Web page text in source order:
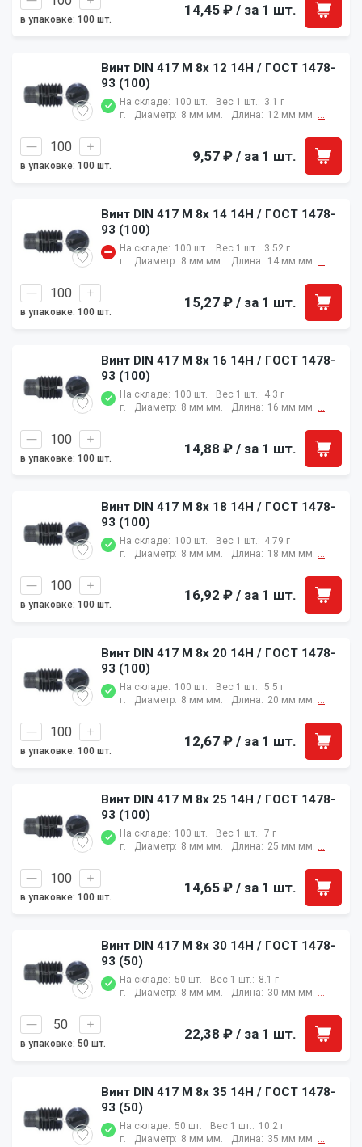
в упаковке: 100 шт.
14,45 ₽ / за 1 шт.
Винт DIN 417 M 8x 12 14H / ГОСТ 1478-
93 (100)
На складе: 100 шт. Вес 1 шт.: 3.1 г
г.
Диаметр: 8 мм мм. Длина: 12 мм мм. ...
в упаковке: 100 шт.
9,57 ₽ / за 1 шт.
Винт DIN 417 M 8x 14 14H / ГОСТ 1478-
93 (100)
На складе: 100 шт. Вес 1 шт.: 3.52 г
г.
Диаметр: 8 мм мм. Длина: 14 мм мм. ...
в упаковке: 100 шт.
15,27 ₽ / за 1 шт.
Винт DIN 417 M 8x 16 14H / ГОСТ 1478-
93 (100)
На складе: 100 шт. Вес 1 шт.: 4.3 г
г.
Диаметр: 8 мм мм. Длина: 16 мм мм. ...
в упаковке: 100 шт.
14,88 ₽ / за 1 шт.
Винт DIN 417 M 8x 18 14H / ГОСТ 1478-
93 (100)
На складе: 100 шт. Вес 1 шт.: 4.79 г
г.
Диаметр: 8 мм мм. Длина: 18 мм мм. ...
в упаковке: 100 шт.
16,92 ₽ / за 1 шт.
Винт DIN 417 M 8x 20 14H / ГОСТ 1478-
93 (100)
На складе: 100 шт. Вес 1 шт.: 5.5 г
г.
Диаметр: 8 мм мм. Длина: 20 мм мм. ...
в упаковке: 100 шт.
12,67 ₽ / за 1 шт.
Винт DIN 417 M 8x 25 14H / ГОСТ 1478-
93 (100)
На складе: 100 шт. Вес 1 шт.: 7 г
г.
Диаметр: 8 мм мм. Длина: 25 мм мм. ...
в упаковке: 100 шт.
14,65 ₽ / за 1 шт.
Винт DIN 417 M 8x 30 14H / ГОСТ 1478-
93 (50)
На складе: 50 шт. Вес 1 шт.: 8.1 г
г.
Диаметр: 8 мм мм. Длина: 30 мм мм. ...
в упаковке: 50 шт.
22,38 ₽ / за 1 шт.
Винт DIN 417 M 8x 35 14H / ГОСТ 1478-
93 (50)
На складе: 50 шт. Вес 1 шт.: 10.2 г
г.
Диаметр: 8 мм мм. Длина: 35 мм мм. ...